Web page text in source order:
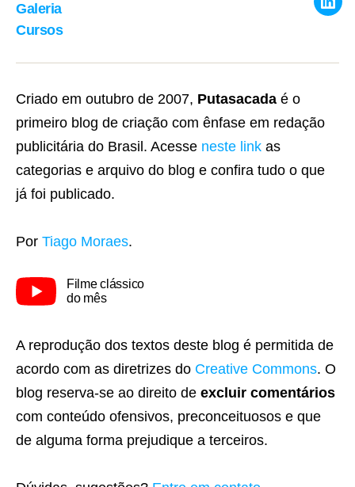
Galeria
Cursos
Criado em outubro de 2007, Putasacada é o
primeiro blog de criação com ênfase em redação
publicitária do Brasil. Acesse neste link as
categorias e arquivo do blog e confira tudo o que
já foi publicado.
Por Tiago Moraes.
Filme clássico
do mês
A reprodução dos textos deste blog é permitida de
acordo com as diretrizes do Creative Commons. O
blog reserva-se ao direito de excluir comentários
com conteúdo ofensivos, preconceituosos e que
de alguma forma prejudique a terceiros.